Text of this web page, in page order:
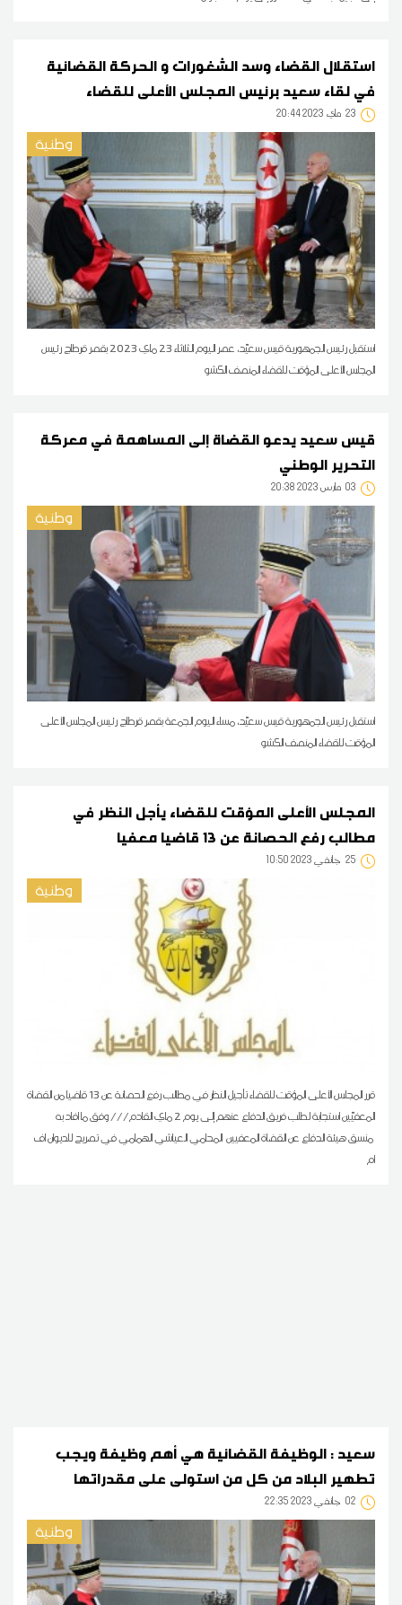
استقلال القضاء وسد الشغورات و الحركة القضائية
في لقاء سعيد برئيس المجلس الأعلى للقضاء
23 20:44 2023 ماي
وطنية
استقبل رئيس الجمهورية قيس سعيّد، عصر اليوم الثلاثاء 23 ماي 2023 بقصر قرطاج رئيس
المجلس الأعلى المؤقت للقضاء المنصف الكشو
قيس سعيد يدعو القضاة إلى المساهمة في معركة
التحرير الوطني
03 20:38 2023 مارس
وطنية
استقبل رئيس الجمهورية قيس سعيّد، مساء اليوم الجمعة بقصر قرطاج رئيس المجلس الأعلى
المؤقت للقضاء المنصف الكشو
المجلس الأعلى المؤقت للقضاء يأجل النظر في
مطالب رفع الحصانة عن 13 قاضيا معفيا
25 10:50 2023 جانفي
وطنية
قرر المجلس الأعلى المؤقت للقضاء تأجيل النظر في مطالب رفع الحصانة عن 13 قاضيا من القضاة
المعفيّين استجابة لطلب فريق الدفاع عنهم إلى يوم 2 ماي القادم/// وفق ما افاد به
منسق هيئة الدفاع عن القضاة المعفيين المحامي العياشي الهمامي في تصريح للديوان اف
ام
سعيد : الوظيفة القضائية هي أهم وظيفة ويجب
تطهير البلاد من كل من استولى على مقدراتها
02 22:35 2023 جانفي
وطنية